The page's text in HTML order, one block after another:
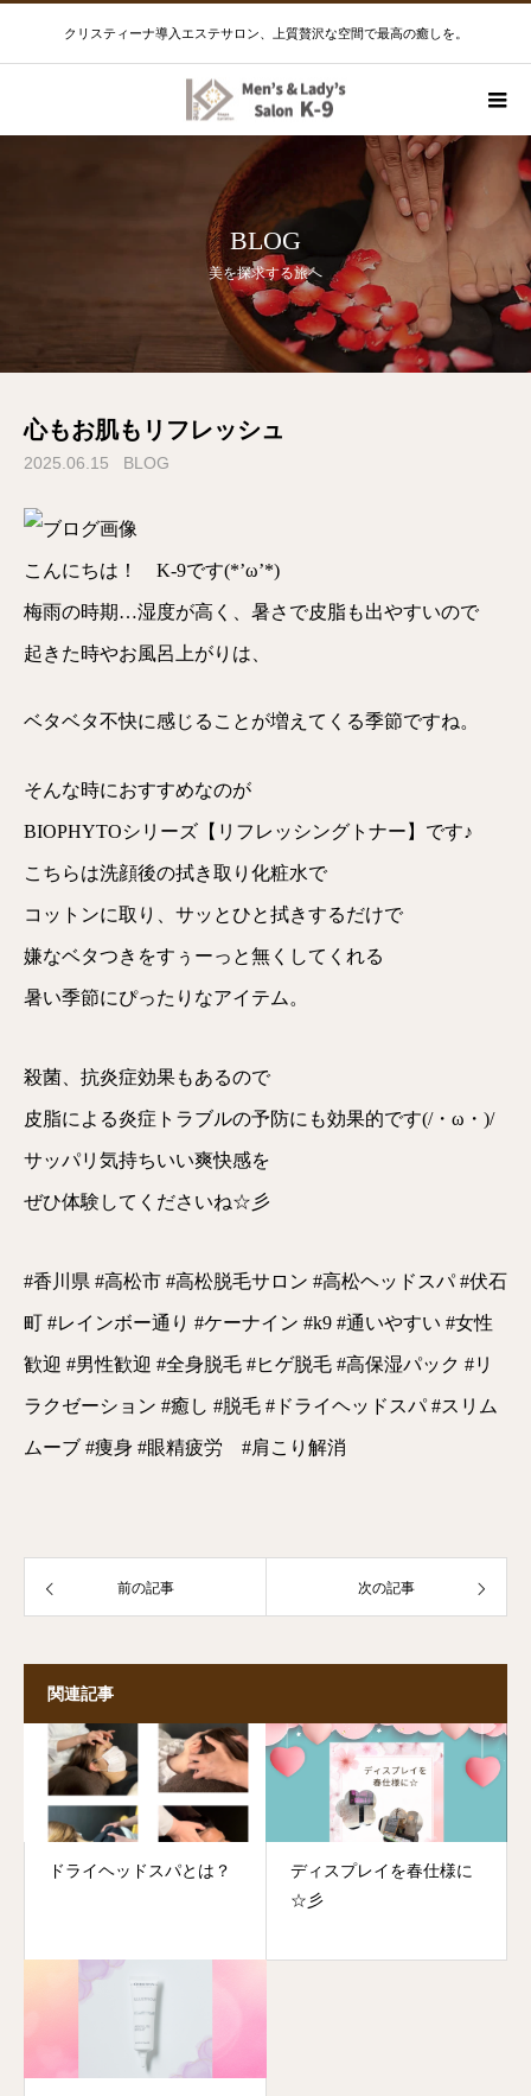
クリスティーナ導入エステサロン、上質贅沢な空間で最高の癒しを。
BLOG
美を探求する旅へ
心もお肌もリフレッシュ
2025.06.15 BLOG
こんにちは！ K-9です(*’ω’*)
梅雨の時期…湿度が高く、暑さで皮脂も出やすいので
起きた時やお風呂上がりは、
ベタベタ不快に感じることが増えてくる季節ですね。
そんな時におすすめなのが
BIOPHYTOシリーズ【リフレッシングトナー】です♪
こちらは洗顔後の拭き取り化粧水で
コットンに取り、サッとひと拭きするだけで
嫌なベタつきをすぅーっと無くしてくれる
暑い季節にぴったりなアイテム。
殺菌、抗炎症効果もあるので
皮脂による炎症トラブルの予防にも効果的です(/・ω・)/
サッパリ気持ちいい爽快感を
ぜひ体験してくださいね☆彡
#香川県 #高松市 #高松脱毛サロン #高松ヘッドスパ #伏石
町 #レインボー通り #ケーナイン #k9 #通いやすい #女性
歓迎 #男性歓迎 #全身脱毛 #ヒゲ脱毛 #高保湿パック #リ
ラクゼーション #癒し #脱毛 #ドライヘッドスパ #スリム
ムーブ #痩身 #眼精疲労 #肩こり解消
前の記事 次の記事
関連記事
ドライヘッドスパとは？
ディスプレイを春仕様に
☆彡